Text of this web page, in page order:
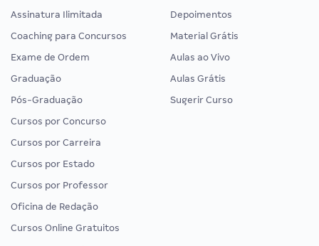
Assinatura Ilimitada
Coaching para Concursos
Exame de Ordem
Graduação
Pós-Graduação
Cursos por Concurso
Cursos por Carreira
Cursos por Estado
Cursos por Professor
Oficina de Redação
Cursos Online Gratuitos
Depoimentos
Material Grátis
Aulas ao Vivo
Aulas Grátis
Sugerir Curso